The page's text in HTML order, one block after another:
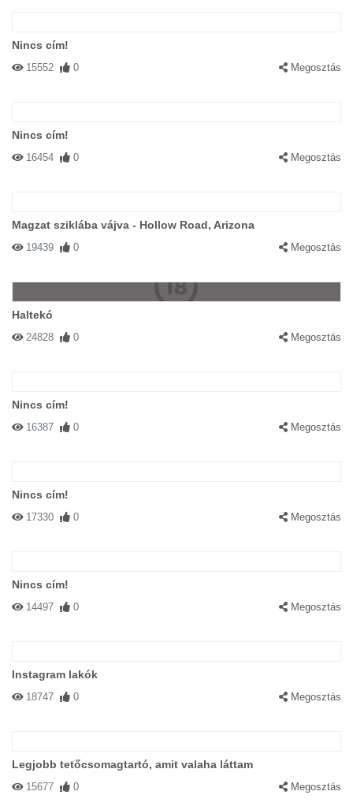
Nincs cím!
15552 0 Megosztás
Nincs cím!
16454 0 Megosztás
Magzat sziklába vájva - Hollow Road, Arizona
19439 0 Megosztás
Haltekó
24828 0 Megosztás
Nincs cím!
16387 0 Megosztás
Nincs cím!
17330 0 Megosztás
Nincs cím!
14497 0 Megosztás
Instagram lakók
18747 0 Megosztás
Legjobb tetőcsomagtartó, amit valaha láttam
15677 0 Megosztás